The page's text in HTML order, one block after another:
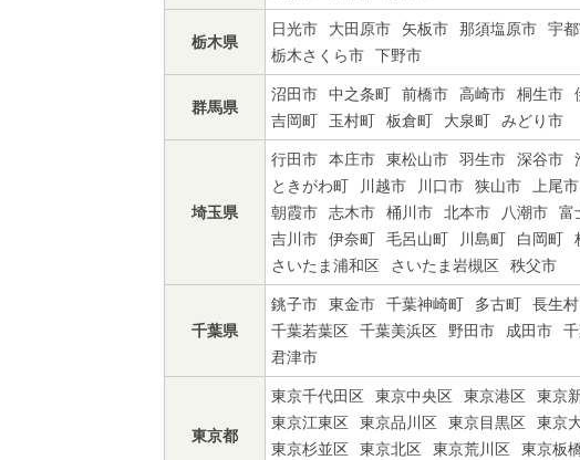
栃木県
日光市 大田原市 矢板市 那須塩原市 宇
栃木さくら市
下野市
群馬県
沼田市 中之条町 前橋市 高崎市 桐生市
吉岡町
玉村町 板倉町 大泉町 みどり市
埼玉県
行田市 本庄市 東松山市 羽生市 深谷市
ときがわ町
川越市 川口市 狭山市 上尾市
朝霞市
志木市 桶川市 北本市 八潮市 富
吉川市
伊奈町 毛呂山町 川島町 白岡町
さいたま浦和区
さいたま岩槻区 秩父市
千葉県
銚子市 東金市 千葉神崎町 多古町 長生村
千葉若葉区
千葉美浜区 野田市 成田市
君津市
東京都
東京千代田区 東京中央区 東京港区 東京
東京江東区
東京品川区 東京目黒区 東京
東京杉並区
東京北区 東京荒川区 東京板